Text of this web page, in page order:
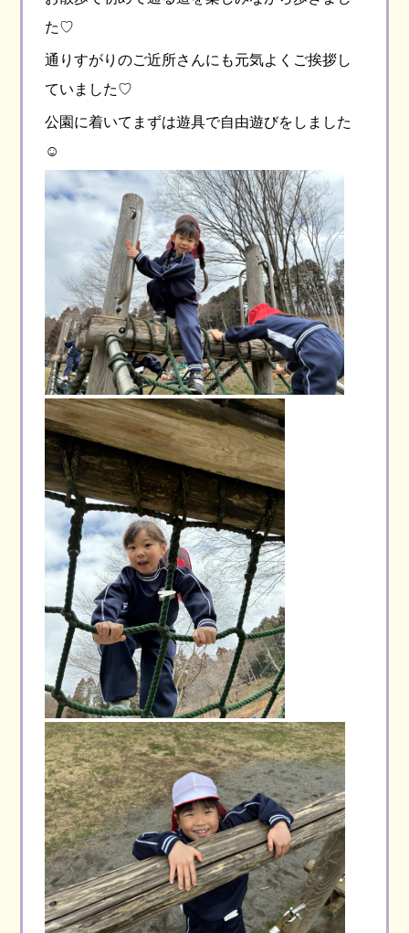
た♡
通りすがりのご近所さんにも元気よくご挨拶し
ていました♡
公園に着いてまずは遊具で自由遊びをしました
☺